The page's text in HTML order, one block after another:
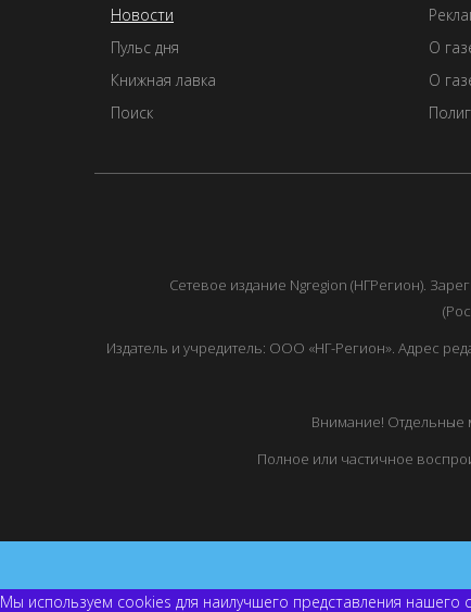
Новости
Пульс дня
Книжная лавка
Поиск
О
О
Сетевое издание Ngregion (НГРегион).
Издатель и учредитель: ООО «НГ-Регион». Адрес
Внимание! Отдельные
Полное или частичное
Мы используем cookies для наилучшего представления